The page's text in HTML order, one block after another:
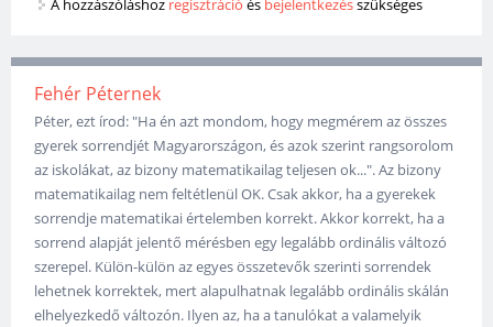
A hozzászóláshoz regisztráció és bejelentkezésszükséges
Fehér Péternek
Péter, ezt írod: "Ha én azt mondom, hogy megmérem az összes
gyerek sorrendjét Magyarországon, és azok szerint rangsorolom
az iskolákat, az bizony matematikailag teljesen ok...". Az bizony
matematikailag nem feltétlenül OK. Csak akkor, ha a gyerekek
sorrendje matematikai értelemben korrekt. Akkor korrekt, ha a
sorrend alapját jelentő mérésben egy legalább ordinális változó
szerepel. Külön-külön az egyes összetevők szerinti sorrendek
lehetnek korrektek, mert alapulhatnak legalább ordinális skálán
elhelyezkedő változón. Ilyen az, ha a tanulókat a valamelyik